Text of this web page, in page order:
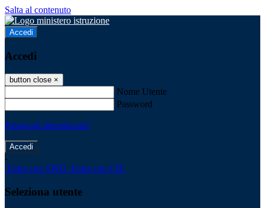
Salta al contenuto
Accedi
Accedi
button close ×
Nome Utente
Password
Password dimenticata?
-
Entra con SPID Entra con CIE
Seleziona utente